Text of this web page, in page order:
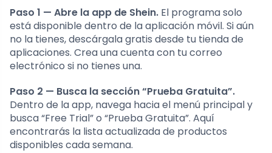
Paso 1 — Abre la app de Shein. El programa solo
está disponible dentro de la aplicación móvil. Si aún
no la tienes, descárgala gratis desde tu tienda de
aplicaciones. Crea una cuenta con tu correo
electrónico si no tienes una.
Paso 2 — Busca la sección “Prueba Gratuita”.
Dentro de la app, navega hacia el menú principal y
busca “Free Trial” o “Prueba Gratuita”. Aquí
encontrarás la lista actualizada de productos
disponibles cada semana.